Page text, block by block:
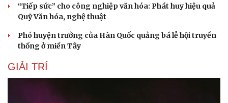
“Tiếp sức” cho công nghiệp văn hóa: Phát huy hiệu quả
Quỹ Văn hóa, nghệ thuật
Phó huyện trưởng của Hàn Quốc quảng bá lễ hội truyền
thống ở miền Tây
GIẢI TRÍ